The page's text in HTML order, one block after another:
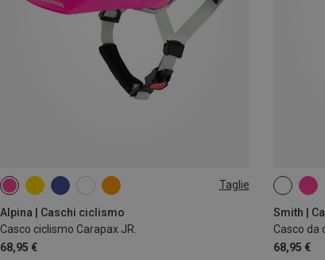
Taglie
Alpina | Caschi ciclismo
Casco ciclismo Carapax JR.
68,95 €
51-56CM
Smith |
Casco da
68,95 €
48-52CM